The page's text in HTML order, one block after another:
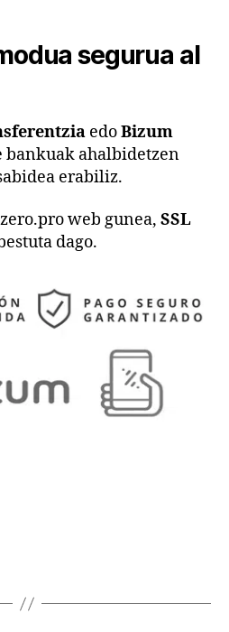
segurua al
edoBizum
bankuak ahalbidetzen
erabiliz.
web gunea, SSL
dago.